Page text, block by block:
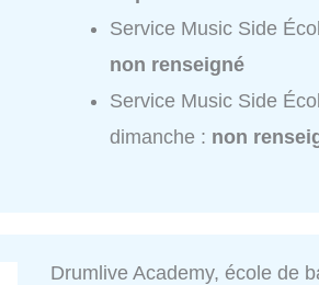
Service Music Side
non renseigné
Service Music Side
dimanche : non
Drumlive Academy, école de